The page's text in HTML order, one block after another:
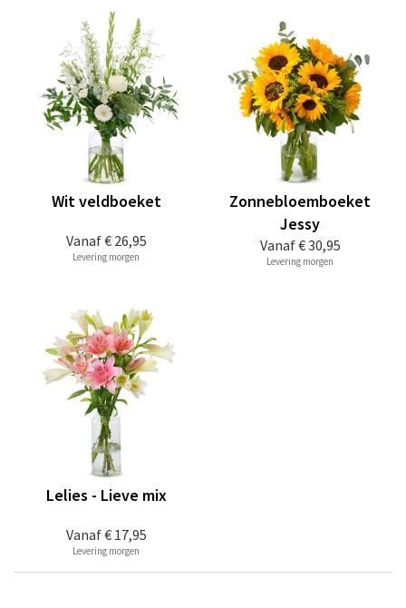
Vanaf€ 26,95
Wit veldboeket
Levering morgen
Vanaf€ 30,95
Zonnebloemboeket
Jessy
Levering morgen
Vanaf€ 17,95
Lelies - Lieve mix
Levering morgen